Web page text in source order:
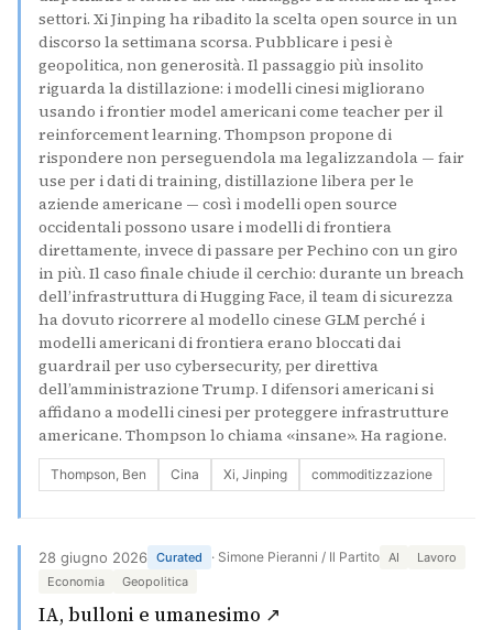
settori. Xi Jinping ha ribadito la scelta open source in un
discorso la settimana scorsa. Pubblicare i pesi è
geopolitica, non generosità. Il passaggio più insolito
riguarda la distillazione: i modelli cinesi migliorano
usando i frontier model americani come teacher per il
reinforcement learning. Thompson propone di
rispondere non perseguendola ma legalizzandola — fair
use per i dati di training, distillazione libera per le
aziende americane — così i modelli open source
occidentali possono usare i modelli di frontiera
direttamente, invece di passare per Pechino con un giro
in più. Il caso finale chiude il cerchio: durante un breach
dell’infrastruttura di Hugging Face, il team di sicurezza
ha dovuto ricorrere al modello cinese GLM perché i
modelli americani di frontiera erano bloccati dai
guardrail per uso cybersecurity, per direttiva
dell’amministrazione Trump. I difensori americani si
affidano a modelli cinesi per proteggere infrastrutture
americane. Thompson lo chiama «insane». Ha ragione.
Thompson, Ben Cina Xi, Jinping commoditizzazione
28 giugno 2026 Curated · Simone Pieranni / Il Partito AI
Lavoro
Economia
Geopolitica
IA, bulloni e umanesimo ↗